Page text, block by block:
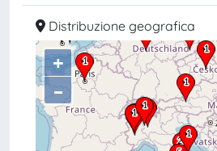
Distribuzione geografica
+
–